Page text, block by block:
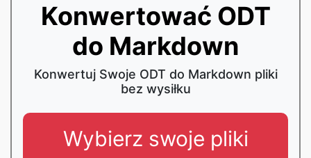
Konwertować ODT
do Markdown
Konwertuj Swoje ODT do Markdown pliki
bez wysiłku
Wybierz swoje pliki